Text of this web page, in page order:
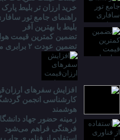
خرید ارزان تر بلیط
راهنمای جامع تور
بلیط با بهترین آفر
تضمین کمترین قیمت
تضمین عودت ۲ برابری مابه التفاوت
افزایش سفرهای
کارشناسی انجمن
هوشمند
زمینه حضور جهاد
فرهنگی فراهم می‌شود
استفاده از فناوری چاپ